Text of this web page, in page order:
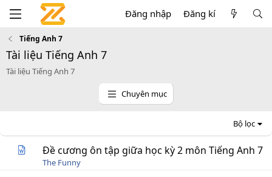
Đăng nhập Đăng kí
Tiếng Anh 7
Tài liệu Tiếng Anh 7
Tài liệu Tiếng Anh 7
Chuyên mục
Bộ lọc
Đề cương ôn tập giữa học kỳ 2 môn Tiếng Anh 7
The Funny